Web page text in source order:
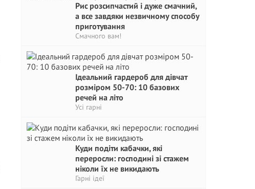
Рис розсипчастий і дуже смачний,
а все завдяки незвичному способу
приготування
Смачного вам!
Ідеальний гардероб для дівчат
розміром 50-70: 10 базових
речей на літо
Усі гарні
Куди подіти кабачки, які
переросли: господині зі стажем
ніколи їх не викидають
Гарні ідеї